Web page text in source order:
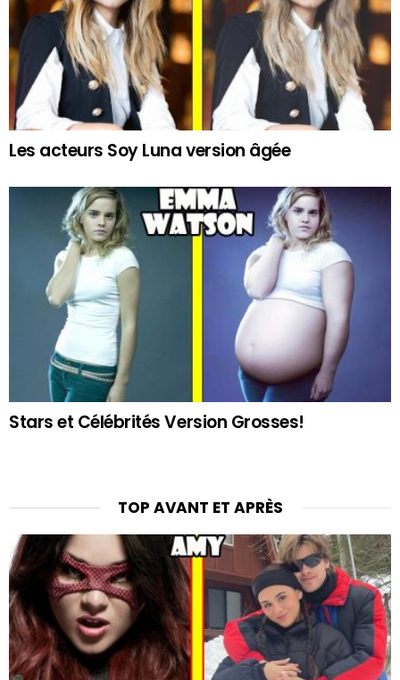
Les acteurs Soy Luna version âgée
Stars et Célébrités Version Grosses!
TOP AVANT ET APRÈS